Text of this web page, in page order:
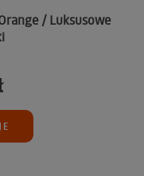
/ Luksusowe